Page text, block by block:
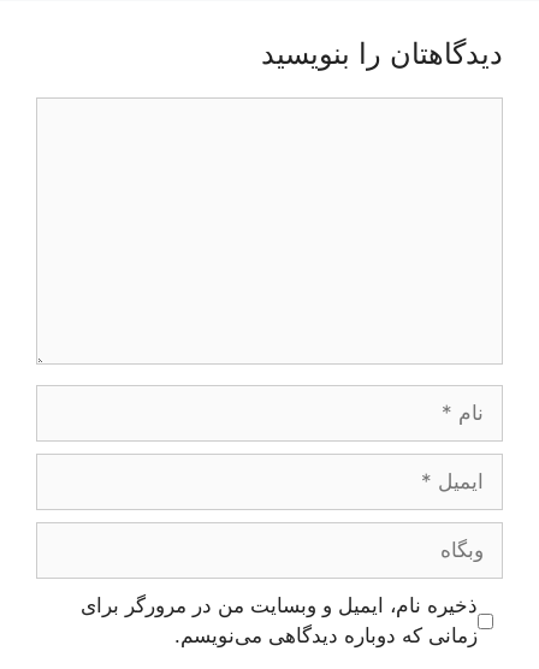
دیدگاهتان را بنویسید
ایمیل
وبگاه
ذخیره نام، ایمیل و وبسایت من در مرورگر برای
زمانی که دوباره دیدگاهی می‌نویسم.